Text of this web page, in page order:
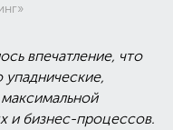
впечатление, что
упаднические,
и бизнес-процессов.